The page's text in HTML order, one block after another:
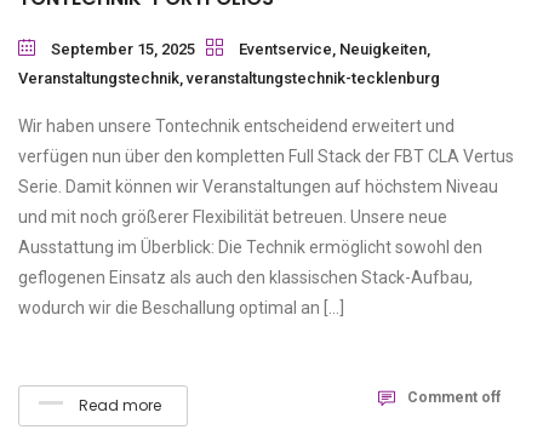
September 15, 2025 Eventservice, Neuigkeiten,
Veranstaltungstechnik,veranstaltungstechnik-tecklenburg
Wir haben unsere Tontechnik entscheidend erweitert und
verfügen nun über den kompletten Full Stack der FBT CLA Vertus
Serie. Damit können wir Veranstaltungen auf höchstem Niveau
und mit noch größerer Flexibilität betreuen. Unsere neue
Ausstattung im Überblick: Die Technik ermöglicht sowohl den
geflogenen Einsatz als auch den klassischen Stack-Aufbau,
wodurch wir die Beschallung optimal an […]
Read more Comment off